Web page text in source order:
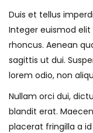
Duis et tellus
Integer euismod
rhoncus. Aenean
sagittis ut dui.
lorem odio, non
Nullam orci dui,
blandit erat.
placerat fringilla a